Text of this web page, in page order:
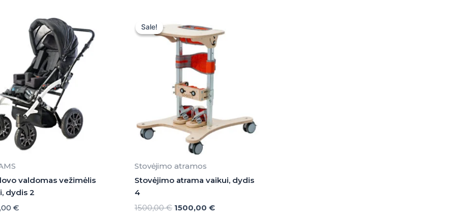
valdomas vežimėlis
dydis 2
€
Sale!
Sale!
Stovėjimo atramos
Stovėjimo atrama vaikui, dydis
4
1500,00€
price
was:
1500,00 €.
1500,00€
is:
1500,00 €.